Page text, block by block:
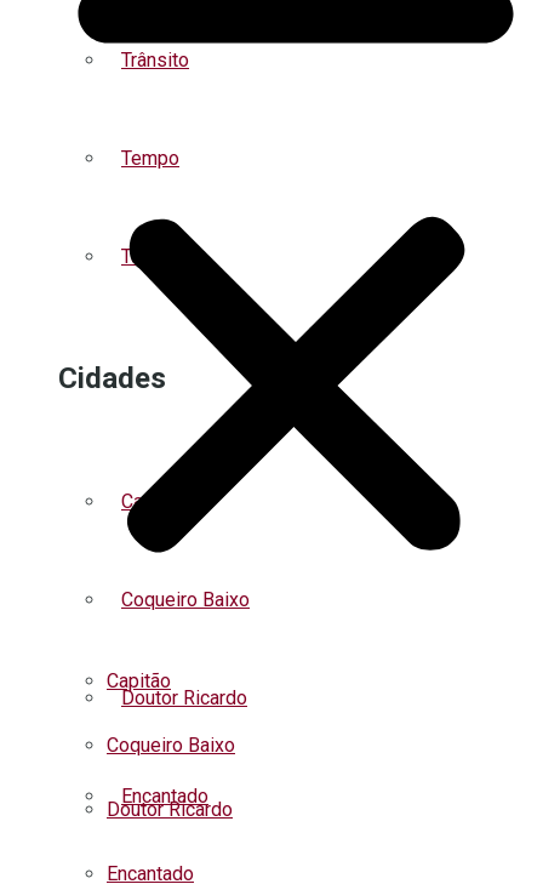
Trânsito
Tempo
Turismo
Cidades
Capitão
Coqueiro Baixo
Doutor Ricardo
Encantado
Capitão
Coqueiro Baixo
Doutor Ricardo
Encantado